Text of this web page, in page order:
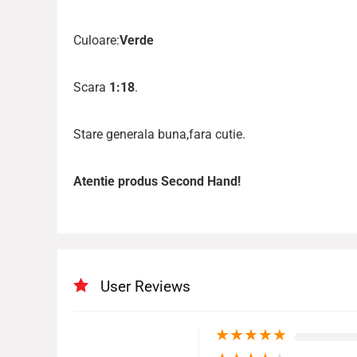
Culoare:Verde
Scara 1:18.
Stare generala buna,fara cutie.
Atentie produs Second Hand!
User Reviews
★★★★★